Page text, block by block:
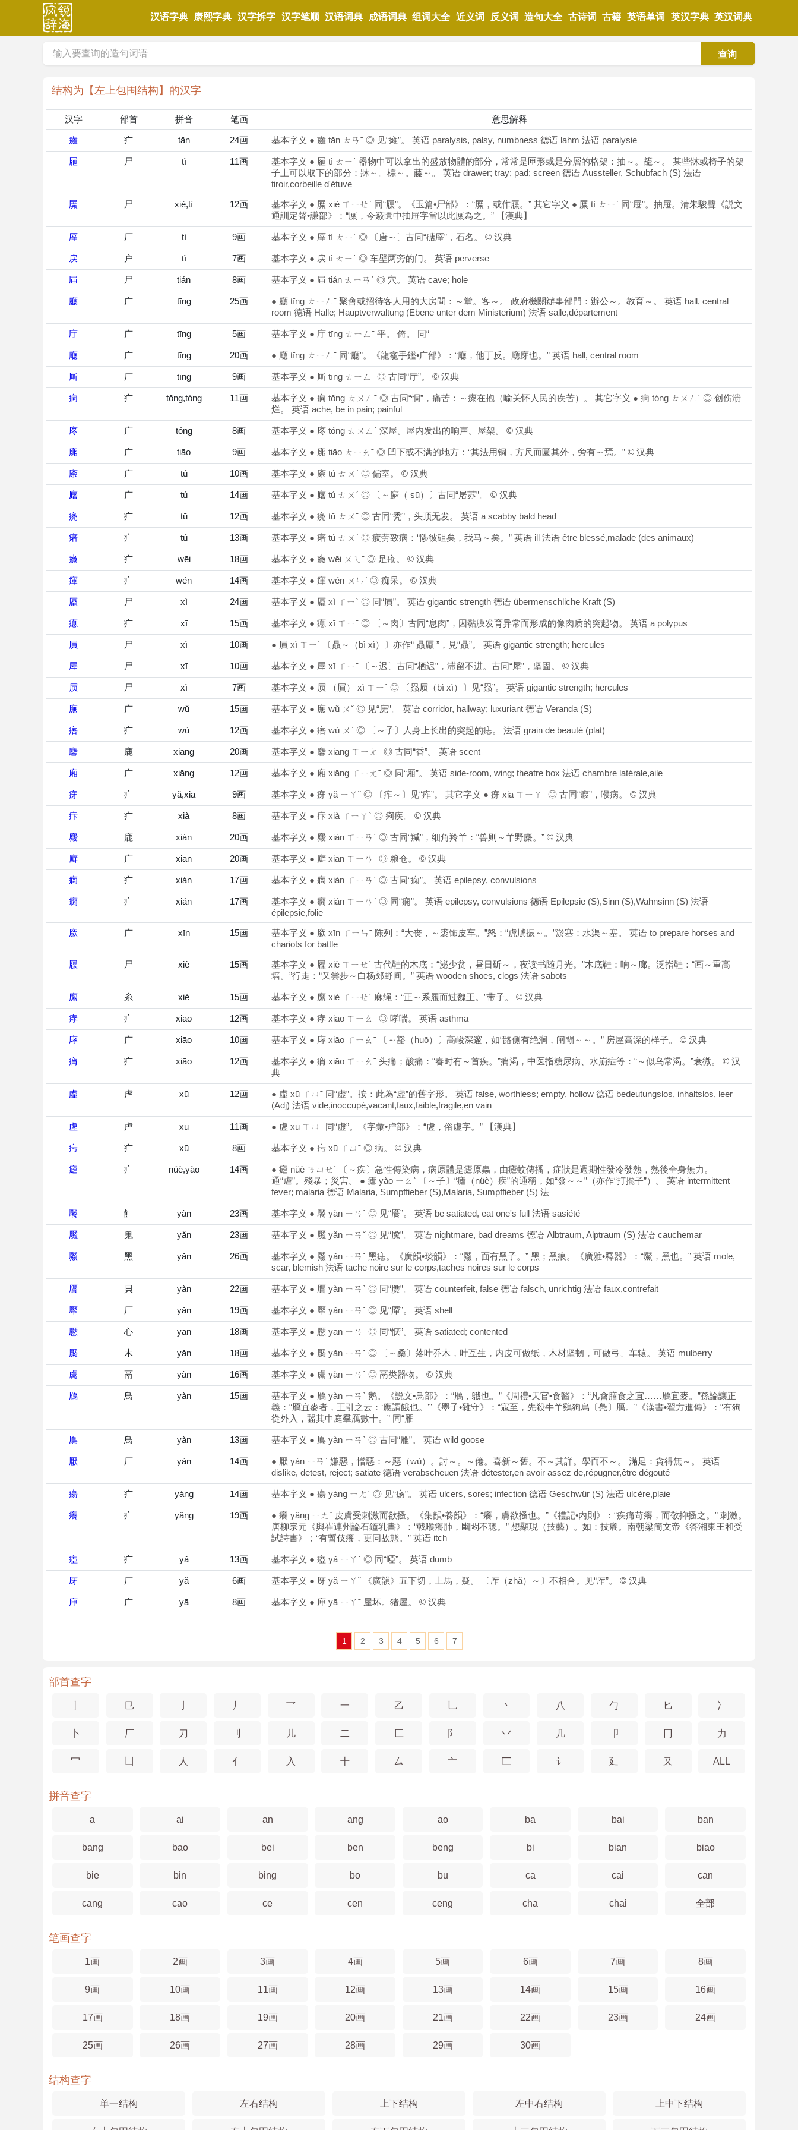
汉语字典 康熙字典 汉字拆字 汉字笔顺 汉语词典 成语词典 组词大全 近义词 反义词 造句大全 古诗词 古籍 英语单词 英汉字典 英汉词典
查询
结构为【左上包围结构】的汉字
汉字 部首 拼音 笔画 意思解释
癱 疒 tān 24画 基本字义 ● 癱 tān ㄊㄢˉ ◎ 见“瘫”。 英语 paralysis, palsy, numbness 德语 lahm 法语 paralysie
屜 尸 tì 11画
基本字义 ● 屜 tì ㄊㄧˋ 器物中可以拿出的盛放物體的部分，常常是匣形或是分層的格架：抽～。籠～。 某些牀或椅子的架
子上可以取下的部分：牀～。棕～。藤～。 英语 drawer; tray; pad; screen 德语 Aussteller, Schubfach (S) 法语
tiroir,corbeille d'étuve
屟
尸 xiè,tì 12画
基本字义 ● 屟 xiè ㄒㄧㄝˋ 同“屧”。《玉篇•尸部》：“屟，或作屧。” 其它字义 ● 屟 tì ㄊㄧˋ 同“屉”。抽屉。清朱駿聲《説文
通訓定聲•謙部》：“屟，今籢匱中抽屉字當以此屟為之。” 【漢典】
厗 厂 tí 9画 基本字义 ● 厗 tí ㄊㄧˊ ◎ 〔唐～〕古同“磄厗”，石名。 © 汉典
戻 户 tì 7画 基本字义 ● 戻 tì ㄊㄧˋ ◎ 车壁两旁的门。 英语 perverse
屇 尸 tián 8画 基本字义 ● 屇 tián ㄊㄧㄢˊ ◎ 穴。 英语 cave; hole
廳 广 tīng 25画
● 廳 tīng ㄊㄧㄥˉ 聚會或招待客人用的大房間：～堂。客～。 政府機關辦事部門：辦公～。教育～。 英语 hall, central
room 德语 Halle; Hauptverwaltung (Ebene unter dem Ministerium)​ 法语 salle,département
庁 广 tīng 5画 基本字义 ● 庁 tīng ㄊㄧㄥˉ 平。 倚。 同“
廰 广 tīng 20画 ● 廰 tīng ㄊㄧㄥˉ 同“廳”。《龍龕手鑑•广部》：“廰，他丁反。廰庌也。” 英语 hall, central room
厛 厂 tīng 9画 基本字义 ● 厛 tīng ㄊㄧㄥˉ ◎ 古同“厅”。 © 汉典
痌 疒 tōng,tóng 11画
基本字义 ● 痌 tōng ㄊㄨㄥˉ ◎ 古同“恫”，痛苦：～瘝在抱（喻关怀人民的疾苦）。 其它字义 ● 痌 tóng ㄊㄨㄥˊ ◎ 创伤溃
烂。 英语 ache, be in pain; painful
庝 广 tóng 8画 基本字义 ● 庝 tóng ㄊㄨㄥˊ 深屋。屋内发出的响声。屋架。 © 汉典
庣 广 tiāo 9画 基本字义 ● 庣 tiāo ㄊㄧㄠˉ ◎ 凹下或不满的地方：“其法用铜，方尺而圜其外，旁有～焉。” © 汉典
庩 广 tú 10画 基本字义 ● 庩 tú ㄊㄨˊ ◎ 偏室。 © 汉典
廜 广 tú 14画 基本字义 ● 廜 tú ㄊㄨˊ ◎ 〔～㢝（ sū）〕古同“屠苏”。 © 汉典
痜 疒 tū 12画 基本字义 ● 痜 tū ㄊㄨˉ ◎ 古同“秃”，头顶无发。 英语 a scabby bald head
瘏 疒 tú 13画 基本字义 ● 瘏 tú ㄊㄨˊ ◎ 疲劳致病：“陟彼砠矣，我马～矣。” 英语 ill 法语 être blessé,malade (des animaux)​
癓 疒 wēi 18画 基本字义 ● 癓 wēi ㄨㄟˉ ◎ 足疮。 © 汉典
瘒 疒 wén 14画 基本字义 ● 瘒 wén ㄨㄣˊ ◎ 痴呆。 © 汉典
屭 尸 xì 24画 基本字义 ● 屭 xì ㄒㄧˋ ◎ 同“屓”。 英语 gigantic strength 德语 übermenschliche Kraft (S)
瘜 疒 xī 15画 基本字义 ● 瘜 xī ㄒㄧˉ ◎ 〔～肉〕古同“息肉”，因黏膜发育异常而形成的像肉质的突起物。 英语 a polypus
屓 尸 xì 10画 ● 屓 xì ㄒㄧˋ 〔贔～（bì xì）〕亦作“ 贔屭 ”，見“贔”。 英语 gigantic strength; hercules
屖 尸 xī 10画 基本字义 ● 屖 xī ㄒㄧˉ 〔～迟〕古同“栖迟”，滞留不进。古同“犀”，坚固。 © 汉典
屃 尸 xì 7画 基本字义 ● 屃 （屓） xì ㄒㄧˋ ◎ 〔赑屃（bì xì）〕见“赑”。 英语 gigantic strength; hercules
廡 广 wǔ 15画 基本字义 ● 廡 wǔ ㄨˇ ◎ 见“庑”。 英语 corridor, hallway; luxuriant 德语 Veranda (S)
痦 疒 wù 12画 基本字义 ● 痦 wù ㄨˋ ◎ 〔～子〕人身上长出的突起的痣。 法语 grain de beauté (plat)​
麘 鹿 xiāng 20画 基本字义 ● 麘 xiāng ㄒㄧㄤˉ ◎ 古同“香”。 英语 scent
廂 广 xiāng 12画 基本字义 ● 廂 xiāng ㄒㄧㄤˉ ◎ 同“厢”。 英语 side-room, wing; theatre box 法语 chambre latérale,aile
疨 疒 yǎ,xiā 9画 基本字义 ● 疨 yǎ ㄧㄚˇ ◎ 〔痄～〕见“痄”。 其它字义 ● 疨 xiā ㄒㄧㄚˉ ◎ 古同“瘕”，喉病。 © 汉典
疜 疒 xià 8画 基本字义 ● 疜 xià ㄒㄧㄚˋ ◎ 痢疾。 © 汉典
麙 鹿 xián 20画 基本字义 ● 麙 xián ㄒㄧㄢˊ ◎ 古同“羬”，细角羚羊：“兽则～羊野麋。” © 汉典
廯 广 xiān 20画 基本字义 ● 廯 xiān ㄒㄧㄢˉ ◎ 粮仓。 © 汉典
癎 疒 xián 17画 基本字义 ● 癎 xián ㄒㄧㄢˊ ◎ 古同“痫”。 英语 epilepsy, convulsions
癇 疒 xián 17画
基本字义 ● 癇 xián ㄒㄧㄢˊ ◎ 同“痫”。 英语 epilepsy, convulsions 德语 Epilepsie (S)​,Sinn (S)​,Wahnsinn (S) 法语
épilepsie,folie
廞
广 xīn 15画
基本字义 ● 廞 xīn ㄒㄧㄣˉ 陈列：“大丧，～裘饰皮车。”怒：“虎虓振～。”淤塞：水渠～塞。 英语 to prepare horses and
chariots for battle
屧
尸 xiè 15画
基本字义 ● 屧 xiè ㄒㄧㄝˋ 古代鞋的木底：“泌少贫，昼日斫～，夜读书随月光。”木底鞋：响～廊。泛指鞋：“画～重高
墙。”行走：“又尝步～白杨郊野间。” 英语 wooden shoes, clogs 法语 sabots
緳 糸 xié 15画 基本字义 ● 緳 xié ㄒㄧㄝˊ 麻绳：“正～系履而过魏王。”带子。 © 汉典
痚 疒 xiāo 12画 基本字义 ● 痚 xiāo ㄒㄧㄠˉ ◎ 哮喘。 英语 asthma
庨 广 xiāo 10画 基本字义 ● 庨 xiāo ㄒㄧㄠˉ 〔～豁（huō）〕高峻深邃，如“路侧有绝涧，闸閜～～。” 房屋高深的样子。 © 汉典
痟 疒 xiāo 12画
基本字义 ● 痟 xiāo ㄒㄧㄠˉ 头痛；酸痛：“春时有～首疾。”痟渴，中医指糖尿病、水崩症等：“～似乌常渴。”衰微。 © 汉
典
虛 虍 xū 12画
● 虛 xū ㄒㄩˉ 同“虚”。按：此為“虚”的舊字形。 英语 false, worthless; empty, hollow 德语 bedeutungslos, inhaltslos, leer
(Adj) 法语 vide,inoccupé,vacant,faux,faible,fragile,en vain
虗 虍 xū 11画 ● 虗 xū ㄒㄩˉ 同“虚”。《字彙•虍部》：“虗，俗虚字。” 【漢典】
疞 疒 xū 8画 基本字义 ● 疞 xū ㄒㄩˉ ◎ 病。 © 汉典
瘧 疒 nüè,yào 14画
● 瘧 nüè ㄋㄩㄝˋ 〔～疾〕急性傳染病，病原體是瘧原蟲，由瘧蚊傳播，症狀是週期性發冷發熱，熱後全身無力。
通“虐”。殘暴；災害。 ● 瘧 yào ㄧㄠˋ 〔～子〕“瘧（nüè）疾”的通稱，如“發～～”（亦作“打擺子”）。 英语 intermittent
fever; malaria 德语 Malaria, Sumpffieber (S)​,Malaria, Sumpffieber (S) 法
饜 飠 yàn 23画 基本字义 ● 饜 yàn ㄧㄢˋ ◎ 见“餍”。 英语 be satiated, eat one's full 法语 sasiété
魘 鬼 yǎn 23画 基本字义 ● 魘 yǎn ㄧㄢˇ ◎ 见“魇”。 英语 nightmare, bad dreams 德语 Albtraum, Alptraum (S) 法语 cauchemar
黶 黑 yǎn 26画
基本字义 ● 黶 yǎn ㄧㄢˇ 黑痣。《廣韻•琰韻》：“黶，面有黑子。” 黑；黑痕。《廣雅•釋器》：“黶，黑也。” 英语 mole,
scar, blemish 法语 tache noire sur le corps,taches noires sur le corps
贗 貝 yàn 22画 基本字义 ● 贗 yàn ㄧㄢˋ ◎ 同“赝”。 英语 counterfeit, false 德语 falsch, unrichtig 法语 faux,contrefait
厴 厂 yǎn 19画 基本字义 ● 厴 yǎn ㄧㄢˇ ◎ 见“厣”。 英语 shell
懕 心 yān 18画 基本字义 ● 懕 yān ㄧㄢˉ ◎ 同“恹”。 英语 satiated; contented
檿 木 yǎn 18画 基本字义 ● 檿 yǎn ㄧㄢˇ ◎ 〔～桑〕落叶乔木，叶互生，内皮可做纸，木材坚韧，可做弓、车辕。 英语 mulberry
鬳 鬲 yàn 16画 基本字义 ● 鬳 yàn ㄧㄢˋ ◎ 鬲类器物。 © 汉典
鴈 鳥 yàn 15画
基本字义 ● 鴈 yàn ㄧㄢˋ 鹅。《説文•鳥部》：“鴈，䳘也。”《周禮•天官•食醫》：“凡會膳食之宜……鴈宜麥。”孫論讓正
義：“鴈宜麥者，王引之云：‘應謂餓也。’”《墨子•雜守》：“寇至，先殺牛羊鷄狗烏〔鳧〕鴈。”《漢書•翟方進傳》：“有狗
從外入，齧其中庭羣鴈數十。” 同“雁
鳫 鳥 yàn 13画 基本字义 ● 鳫 yàn ㄧㄢˋ ◎ 古同“雁”。 英语 wild goose
厭 厂 yàn 14画
● 厭 yàn ㄧㄢˋ 嫌惡，憎惡：～惡（wù）。討～。～倦。喜新～舊。不～其詳。學而不～。 滿足：貪得無～。 英语
dislike, detest, reject; satiate 德语 verabscheuen 法语 détester,en avoir assez de,répugner,être dégouté
瘍 疒 yáng 14画 基本字义 ● 瘍 yáng ㄧㄤˊ ◎ 见“疡”。 英语 ulcers, sores; infection 德语 Geschwür (S) 法语 ulcère,plaie
癢 疒 yǎng 19画
● 癢 yǎng ㄧㄤˇ 皮膚受刺激而欲搔。《集韻•養韻》：“癢，膚欲搔也。”《禮記•内則》：“疾痛苛癢，而敬抑搔之。” 刺激。
唐柳宗元《與崔連州論石鐘乳書》：“戟喉癢肺，幽悶不聰。” 想顯現（技藝）。如：技癢。南朝梁簡文帝《答湘東王和受
試詩書》；“有暫伎癢，更同故態。” 英语 itch
瘂 疒 yǎ 13画 基本字义 ● 瘂 yǎ ㄧㄚˇ ◎ 同“啞”。 英语 dumb
厊 厂 yǎ 6画 基本字义 ● 厊 yǎ ㄧㄚˇ 《廣韻》五下切，上馬，疑。 〔厏（zhǎ）～〕不相合。见“厏”。 © 汉典
庘 广 yā 8画 基本字义 ● 庘 yā ㄧㄚˉ 屋坏。猪屋。 © 汉典
1 2 3 4 5 6 7
部首查字
㔾 丿 乛 一 乙 乚 丶 八 勹 匕 冫
卜 厂 刀 刂 儿 二 匚 阝 丷 几 卩 冂 力
冖 人 亻 入 十 厶 亠 匸 讠 廴 又 ALL
拼音查字
a ai an ang ao ba bai ban
bang bao bei ben beng bi bian biao
bie bin bing bo bu ca cai can
cang cao ce cen ceng cha chai 全部
笔画查字
1画 2画 3画 4画 5画 6画 7画 8画
9画 10画 11画 12画 13画 14画 15画 16画
17画 18画 19画 20画 21画 22画 23画 24画
25画 26画 27画 28画 29画 30画
结构查字
单一结构 左右结构 上下结构 左中右结构 上中下结构